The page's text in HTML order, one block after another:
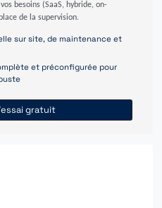
besoins (SaaS, hybride, on-
de la supervision.
sur site, de maintenance et
et préconfigurée pour
gratuit